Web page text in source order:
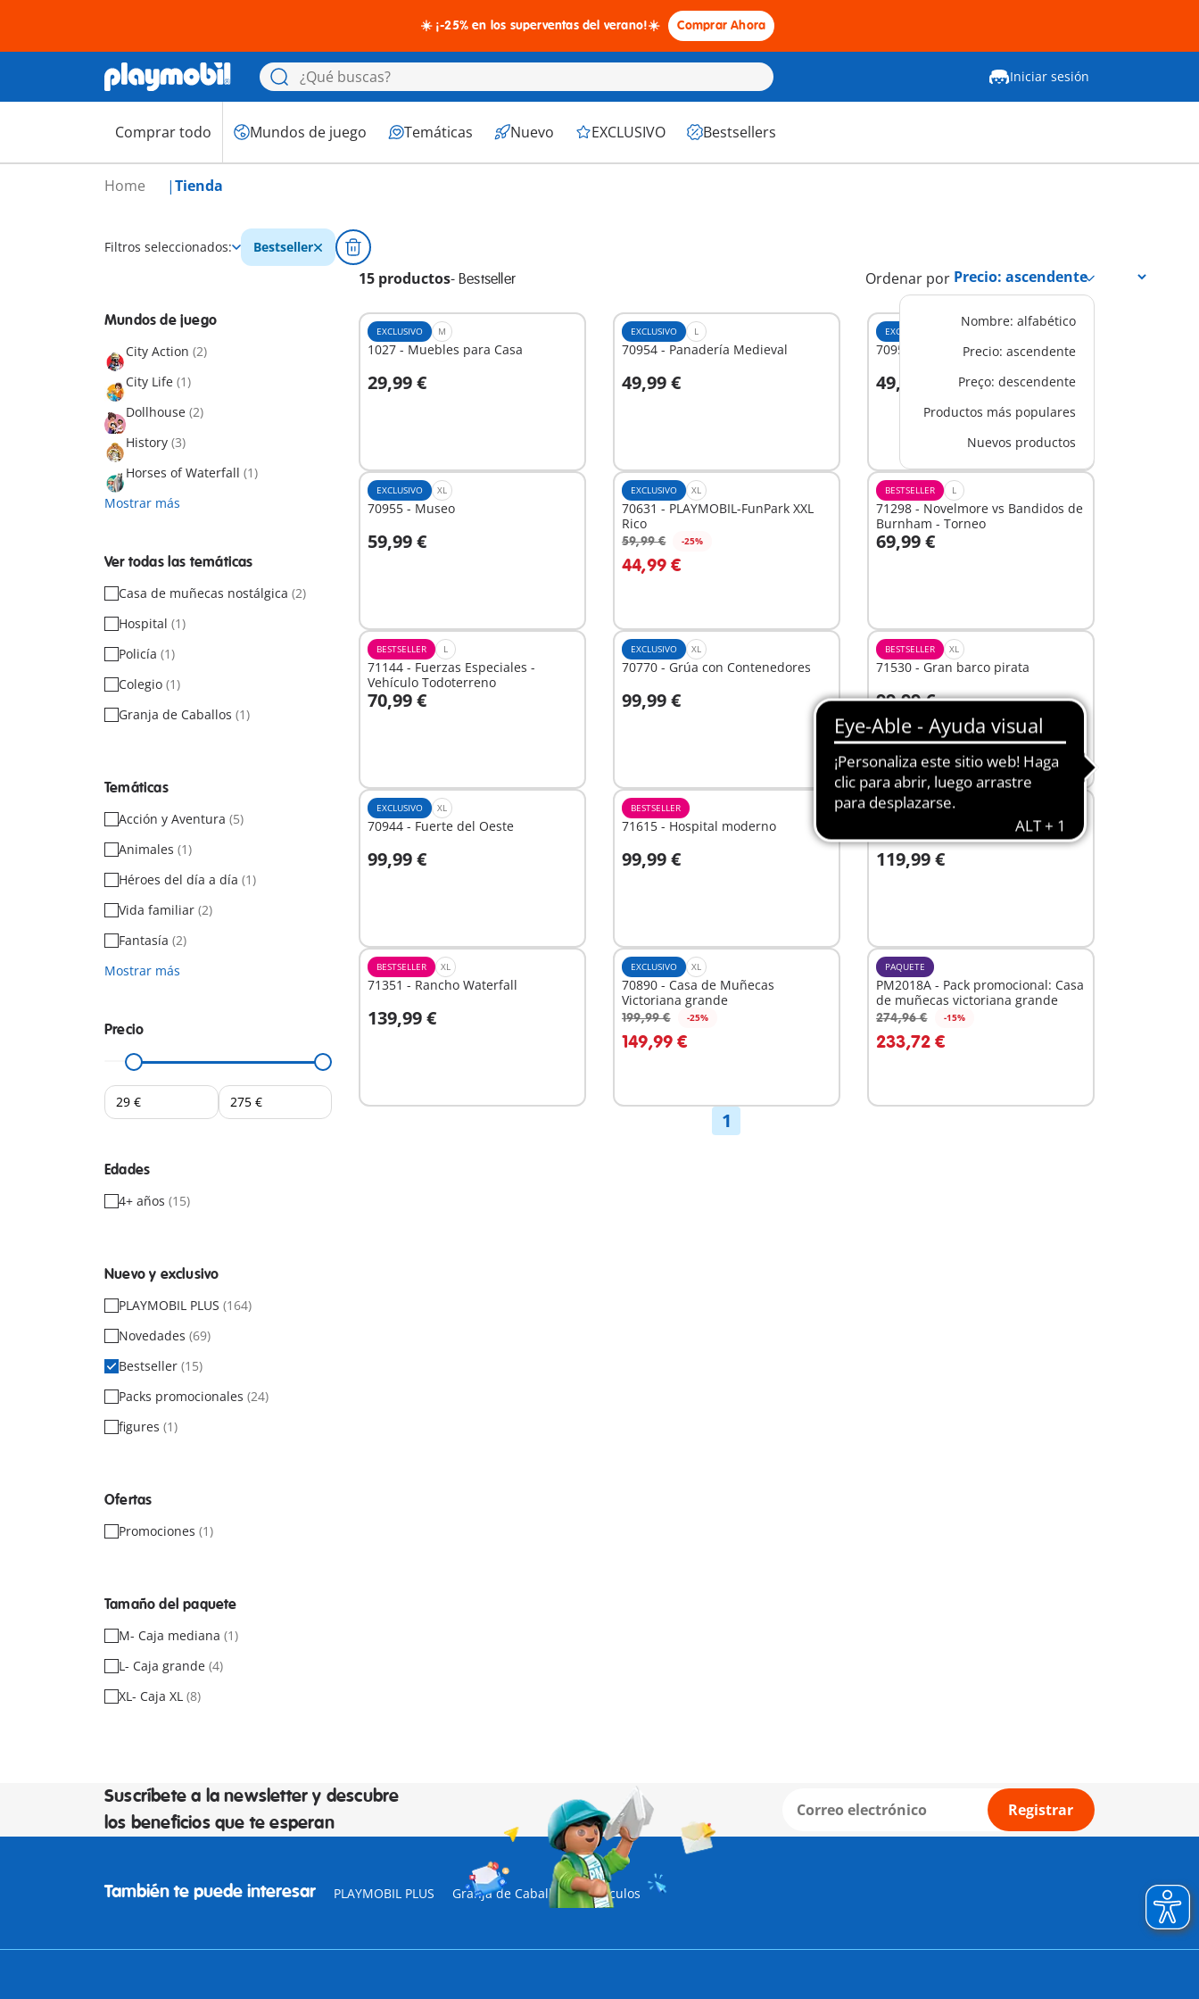
☀️ ¡-25% en los superventas del verano!☀️ Comprar Ahora
Iniciar sesión
Comprar todo Mundos de juego Temáticas Nuevo EXCLUSIVO Bestsellers
Home Tienda
Filtros seleccionados: Bestseller
15 productos- Bestseller Ordenar por
Nombre: alfabético
Precio: ascendente
Preço: descendente
Productos más populares
Nuevos productos
Mundos de juego
City Action (2)
City Life (1)
Dollhouse (2)
History (3)
Horses of Waterfall (1)
Mostrar más
Ver todas las temáticas
Casa de muñecas nostálgica (2)
Hospital (1)
Policía (1)
Colegio (1)
Granja de Caballos (1)
Temáticas
Acción y Aventura (5)
Animales (1)
Héroes del día a día (1)
Vida familiar (2)
Fantasía (2)
Mostrar más
Precio
Edades
4+ años (15)
Nuevo y exclusivo
PLAYMOBIL PLUS (164)
Novedades (69)
Bestseller (15)
Packs promocionales (24)
figures (1)
Ofertas
Promociones (1)
Tamaño del paquete
M- Caja mediana (1)
L- Caja grande (4)
XL- Caja XL (8)
EXCLUSIVO M
1027 - Muebles para Casa
29,99 €
A la cesta
EXCLUSIVO L
70954 - Panadería Medieval
49,99 €
A la cesta
EXCLUSIVO
70956 - Forja
49,99 €
A la cesta
EXCLUSIVO XL
70955 - Museo
59,99 €
A la cesta
EXCLUSIVO XL
70631 - PLAYMOBIL-FunPark XXL
Rico
59,99 € -25%
44,99 €
BESTSELLER L
71298 - Novelmore vs Bandidos de
Burnham - Torneo
69,99 €
BESTSELLER L
71144 - Fuerzas Especiales -
Vehículo Todoterreno
70,99 €
A la cesta
EXCLUSIVO XL
70770 - Grúa con Contenedores
99,99 €
A la cesta
BESTSELLER XL
71530 - Gran barco pirata
99,99 €
EXCLUSIVO XL
70944 - Fuerte del Oeste
99,99 €
BESTSELLER
71615 - Hospital moderno
99,99 €
A la cesta
BESTSELLER XL
119,99 €
A la cesta
BESTSELLER XL
71351 - Rancho Waterfall
139,99 €
EXCLUSIVO XL
70890 - Casa de Muñecas
Victoriana grande
199,99 € -25%
149,99 €
PAQUETE
PM2018A - Pack promocional: Casa
de muñecas victoriana grande
274,96 € -15%
233,72 €
1
Suscríbete a la newsletter y descubre
los beneficios que te esperan
Registrar
También te puede interesar PLAYMOBIL PLUS Granja de Caballos Vehículos